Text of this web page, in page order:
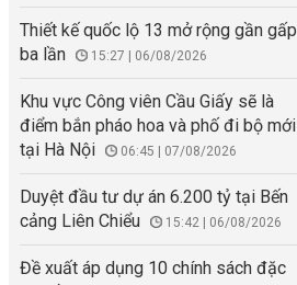
Thiết kế quốc lộ 13 mở rộng gần gấp
ba lần
15:27 | 06/08/2026
Khu vực Công viên Cầu Giấy sẽ là
điểm bắn pháo hoa và phố đi bộ mới
tại Hà Nội
06:45 | 07/08/2026
Duyệt đầu tư dự án 6.200 tỷ tại Bến
cảng Liên Chiểu
15:42 | 06/08/2026
Đề xuất áp dụng 10 chính sách đặc